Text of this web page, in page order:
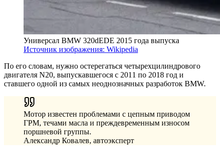
Универсал BMW 320dEDE 2015 года выпуска
Источник изображения: Wikipedia
По его словам, нужно остерегаться четырехцилиндрового
двигателя N20, выпускавшегося с 2011 по 2018 год и
ставшего одной из самых неоднозначных разработок BMW.
Мотор известен проблемами с цепным приводом
ГРМ, течами масла и преждевременным износом
поршневой группы.
Александр Ковалев, автоэксперт